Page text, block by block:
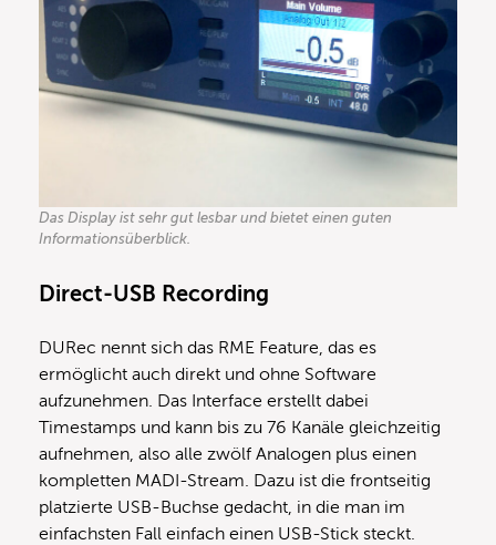
Das Display ist sehr gut lesbar und bietet einen guten
Informationsüberblick.
Direct-USB Recording
DURec nennt sich das RME Feature, das es
ermöglicht auch direkt und ohne Software
aufzunehmen. Das Interface erstellt dabei
Timestamps und kann bis zu 76 Kanäle gleichzeitig
aufnehmen, also alle zwölf Analogen plus einen
kompletten MADI-Stream. Dazu ist die frontseitig
platzierte USB-Buchse gedacht, in die man im
einfachsten Fall einfach einen USB-Stick steckt.